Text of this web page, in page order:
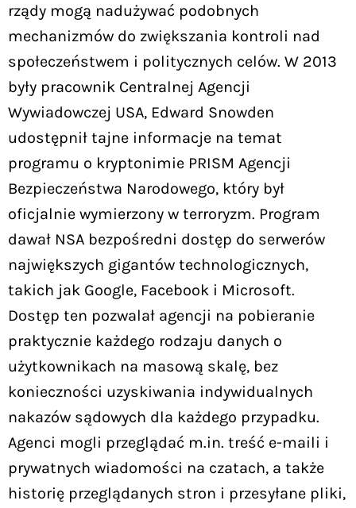
rządy mogą nadużywać podobnych
mechanizmów do zwiększania kontroli nad
społeczeństwem i politycznych celów. W 2013
były pracownik Centralnej Agencji
Wywiadowczej USA, Edward Snowden
udostępnił tajne informacje na temat
programu o kryptonimie PRISM Agencji
Bezpieczeństwa Narodowego, który był
oficjalnie wymierzony w terroryzm. Program
dawał NSA bezpośredni dostęp do serwerów
największych gigantów technologicznych,
takich jak Google, Facebook i Microsoft.
Dostęp ten pozwalał agencji na pobieranie
praktycznie każdego rodzaju danych o
użytkownikach na masową skalę, bez
konieczności uzyskiwania indywidualnych
nakazów sądowych dla każdego przypadku.
Agenci mogli przeglądać m.in. treść e-maili i
prywatnych wiadomości na czatach, a także
historię przeglądanych stron i przesyłane pliki,